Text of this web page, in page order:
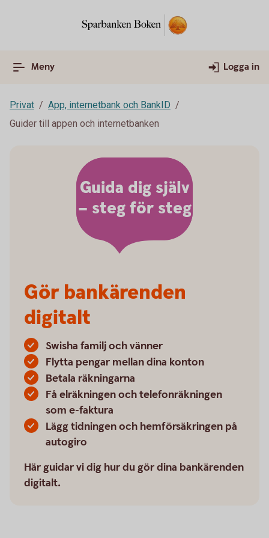
Meny Logga in
Privat
App, internetbank och BankID
Guider till appen och internetbanken
Gör bankärenden
digitalt
Swisha familj och vänner
Flytta pengar mellan dina konton
Betala räkningarna
Få elräkningen och telefonräkningen
som e-faktura
Lägg tidningen och hemförsäkringen på
autogiro
Här guidar vi dig hur du gör dina bankärenden
digitalt.
Guida dig själv
– steg för steg